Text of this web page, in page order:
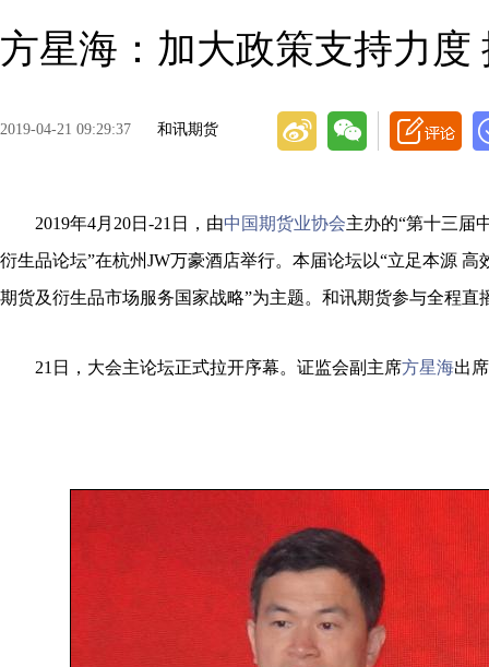
方星海：加大政策支持力
2019-04-21 09:29:37 和讯期货
2019年4月20日-21日，由中国期货业协会主办的“第十三届
衍生品论坛”在杭州JW万豪酒店举行。本届论坛以“立足本源
期货及衍生品市场服务国家战略”为主题。和讯期货参与全程直
21日，大会主论坛正式拉开序幕。证监会副主席方星海出